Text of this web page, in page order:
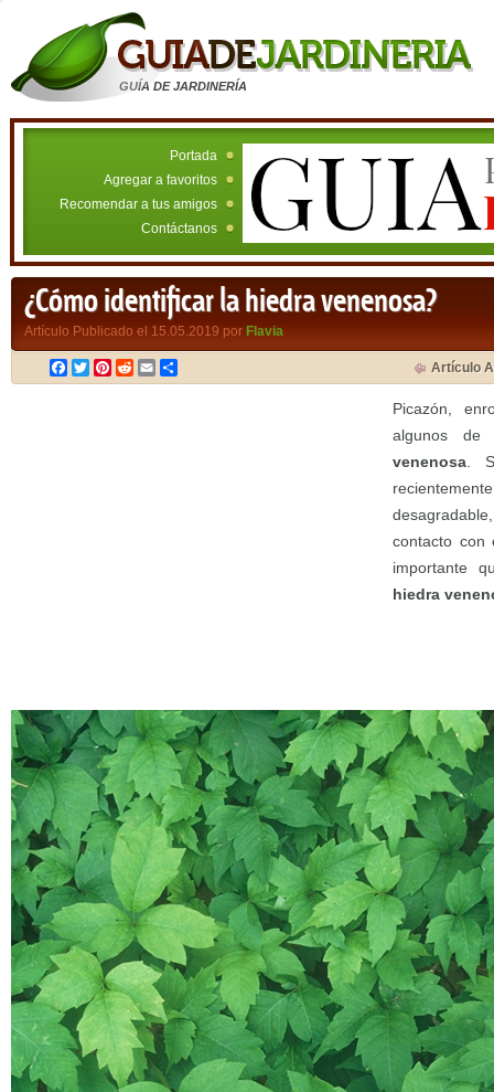
GUÍA DE JARDINERÍA
Portada
Agregar a favoritos
Recomendar a tus amigos
Contáctanos
¿Cómo identificar la hiedra venenosa?
Artículo Publicado el 15.05.2019 por Flavia
Facebook
TwitterPinterest
RedditEmail Artículo
Picazón,
algunos
venenosa .
contacto con
importante
hiedra